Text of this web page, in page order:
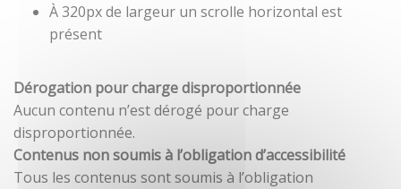
À 320px de largeur un scrolle horizontal est
présent
Dérogation pour charge disproportionnée
Aucun contenu n’est dérogé pour charge
disproportionnée.
Contenus non soumis à l’obligation d’accessibilité
Tous les contenus sont soumis à l’obligation